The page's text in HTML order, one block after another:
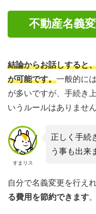
不動産名義
結論からお話しすると
が可能です。一般的に
が多いですが、手続き
いうルールはありません
すまリス
正しく手続
う事も出来
自分で名義変更を行え
る費用を節約できます。